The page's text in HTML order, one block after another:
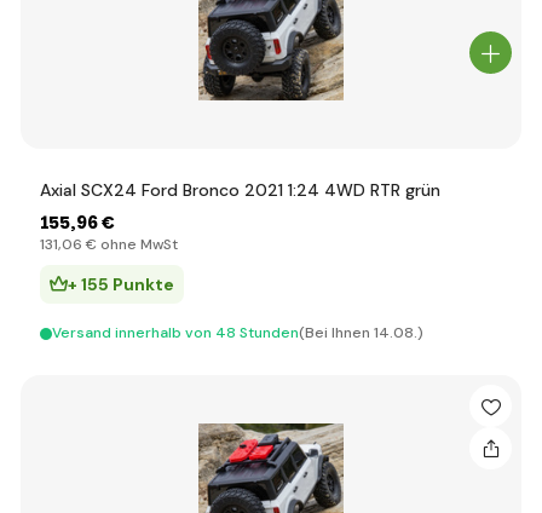
Axial SCX24 Ford Bronco 2021 1:24 4WD RTR grün
155,96 €
131,06 € ohne MwSt
+ 155 Punkte
Versand innerhalb von 48 Stunden(Bei Ihnen 14.08.)